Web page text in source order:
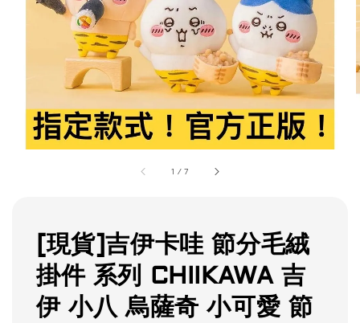
1 /7
[現貨]吉伊卡哇 節分毛絨
掛件 系列 CHIIKAWA 吉
伊 小八 烏薩奇 小可愛 節